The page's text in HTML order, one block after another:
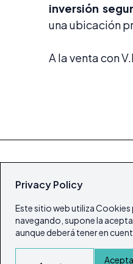
Privacy Policy
Este sitio web utiliza
navegando, supone la
aunque deberá tener en
inversión
una ubicación
A la venta con
© Todos los